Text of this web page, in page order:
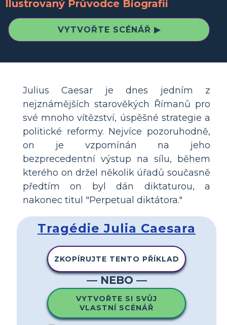
Ilustrovaný Průvodce Biografií
VYTVOŘTE SCÉNÁŘ ▶
Julius Caesar je dnes jedním z
nejznámějších starověkých Římanů pro
své mnoho vítězství, úspěšné strategie a
politické reformy. Nejvíce pozoruhodně,
on je vzpomínán na jeho
bezprecedentní výstup na sílu, během
kterého on držel několik úřadů současně
předtím on byl dán diktaturou, a
nakonec titul "Perpetual diktátora."
Tragédie Julia Caesara
ZKOPÍRUJTE TENTO PŘÍKLAD
— NEBO —
VYTVOŘTE SI SVŮJ
VLASTNÍ SCÉNÁŘ